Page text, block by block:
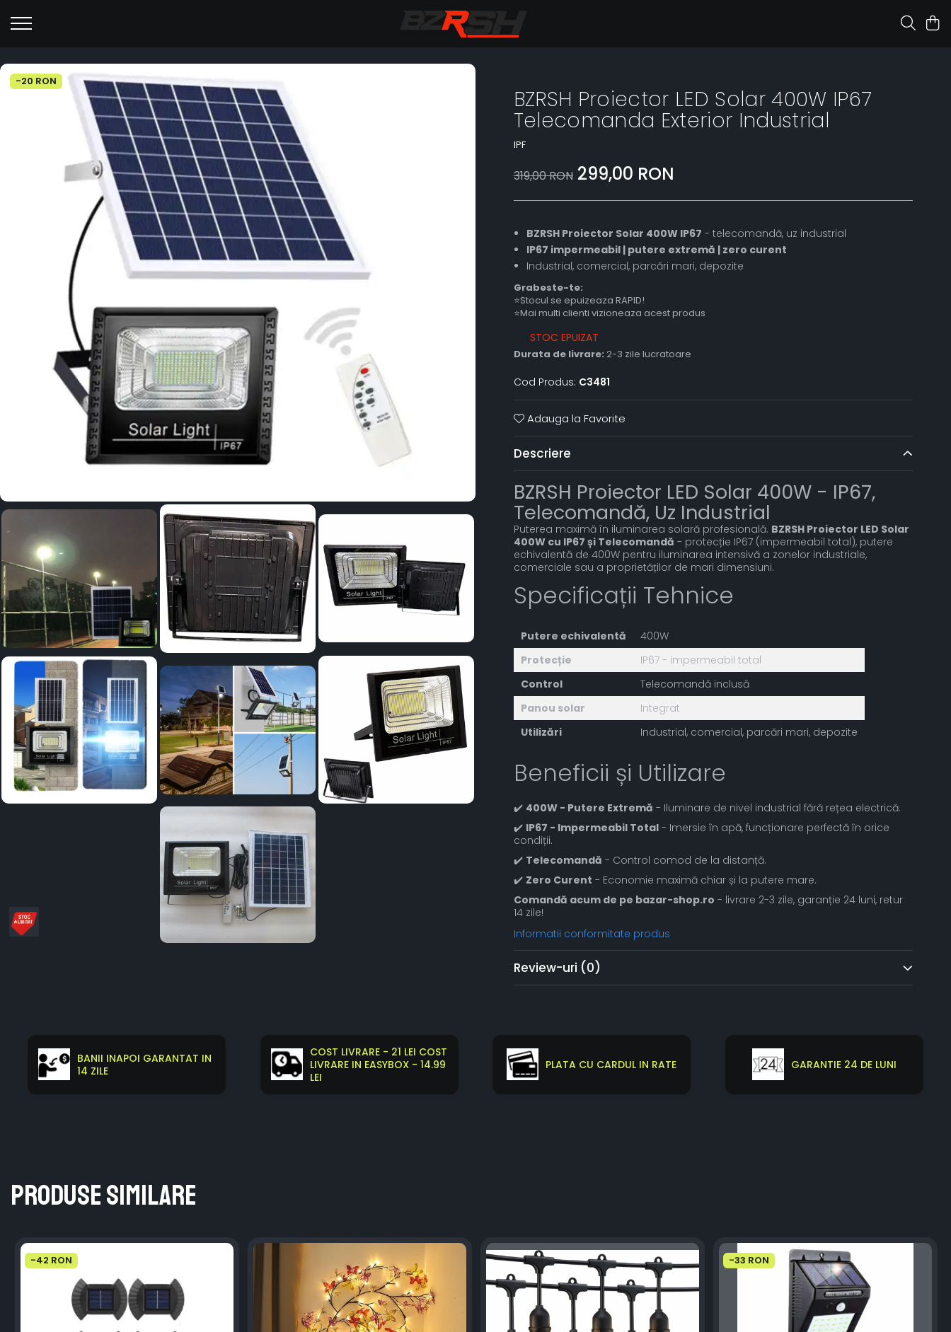
-20 RON
BZRSH Proiector LED Solar 400W IP67
Telecomanda Exterior Industrial
IPF
319,00 RON 299,00 RON
BZRSH Proiector Solar 400W IP67 - telecomandă, uz industrial
IP67 impermeabil | putere extremă | zero curent
Industrial, comercial, parcări mari, depozite
Grabeste-te:
⭐Stocul se epuizeaza RAPID!
⭐Mai multi clienti vizioneaza acest produs
STOC EPUIZAT
Durata de livrare: 2-3 zile lucratoare
Cod Produs: C3481
Adauga la Favorite
Descriere
BZRSH Proiector LED Solar 400W - IP67,
Telecomandă, Uz Industrial
Puterea maximă în iluminarea solară profesională. BZRSH Proiector LED Solar
400W cu IP67 și Telecomandă - protecție IP67 (impermeabil total), putere
echivalentă de 400W pentru iluminarea intensivă a zonelor industriale,
comerciale sau a proprietăților de mari dimensiuni.
Specificații Tehnice
Putere echivalentă
400W
Protecție
IP67 - impermeabil total
Control
Telecomandă inclusă
Panou solar
Integrat
Utilizări
Industrial, comercial, parcări mari, depozite
Beneficii și Utilizare
✔️ 400W - Putere Extremă - Iluminare de nivel industrial fără rețea electrică.
✔️ IP67 - Impermeabil Total- Imersie în apă, funcționare perfectă în orice
condiții.
✔️ Telecomandă - Control comod de la distanță.
✔️ Zero Curent - Economie maximă chiar și la putere mare.
Comandă acum de pe bazar-shop.ro - livrare 2-3 zile, garanție 24 luni, retur
14 zile!
Informatii conformitate produs
Review-uri (0)
BANII INAPOI GARANTAT IN
14 ZILE
COST LIVRARE - 21 LEI COST
LIVRARE IN EASYBOX - 14.99
LEI
PLATA CU CARDUL IN RATE GARANTIE 24 DE LUNI
Produse similare
-42 RON -33 RON